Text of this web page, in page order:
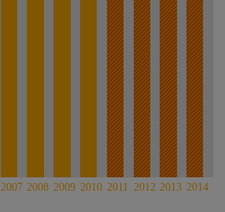
2007 2008 2009 2010 2011 2012 2013 2014